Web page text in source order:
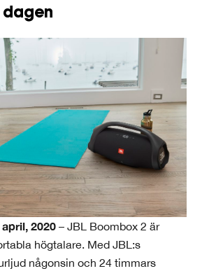
2020 – JBL Boombox 2 är
högtalare. Med JBL:s
någonsin och 24 timmars